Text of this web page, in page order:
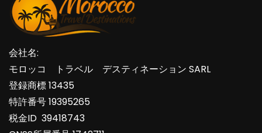
会社名:
モロッコ トラベル デスティネーション SARL
登録商標 13435
特許番号 19395265
税金ID 39418743